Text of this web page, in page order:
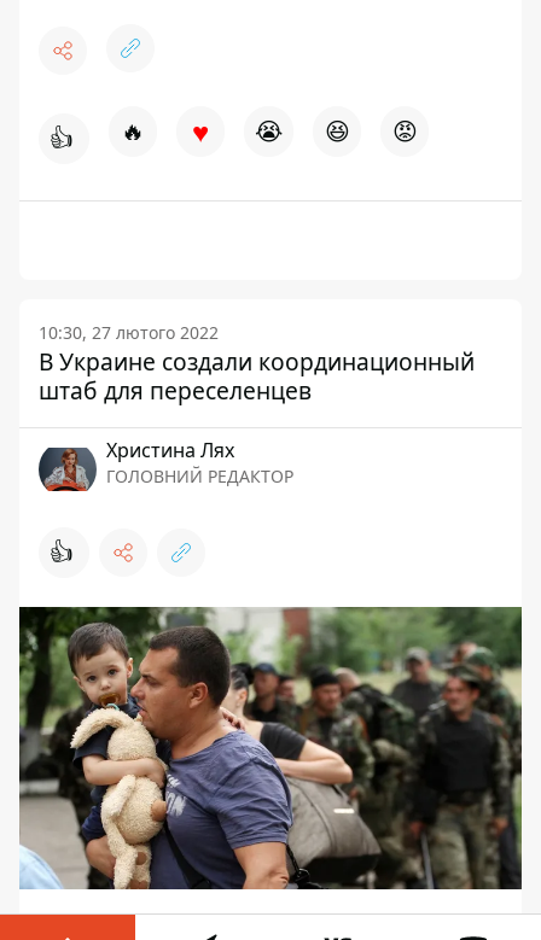
👍 🔥 ♥ 😭 😆 😡
10:30, 27 лютого 2022
В Украине создали координационный
штаб для переселенцев
Христина Лях
ГОЛОВНИЙ РЕДАКТОР
👍
Он собирает информацию о